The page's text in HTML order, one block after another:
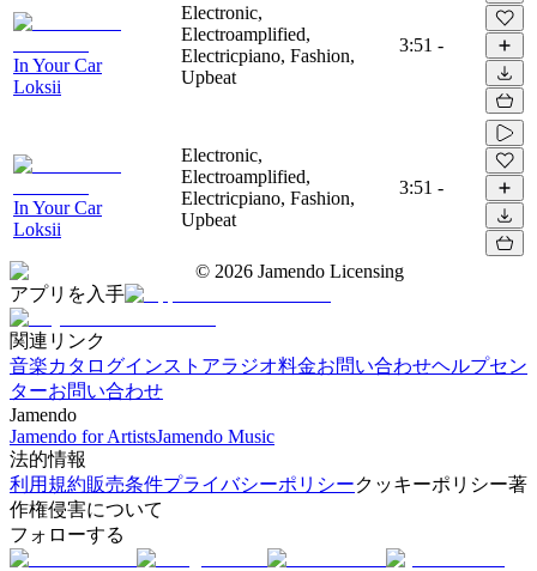
In Your Car
Loksii
Electronic,
Electroamplified,
Electricpiano, Fashion,
Upbeat
3:51 -
In Your Car
Loksii
Electronic,
Electroamplified,
Electricpiano, Fashion,
Upbeat
3:51 -
© 2026 Jamendo Licensing
アプリを入手
関連リンク
音楽カタログインストアラジオ料金お問い合わせヘルプセン
ターお問い合わせ
Jamendo
Jamendo for ArtistsJamendo Music
法的情報
利用規約販売条件プライバシーポリシークッキーポリシー著
作権侵害について
フォローする